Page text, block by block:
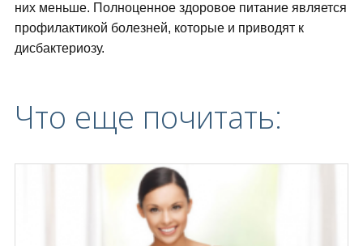
них меньше. Полноценное здоровое питание является
профилактикой болезней, которые и приводят к
дисбактериозу.
Что еще почитать: